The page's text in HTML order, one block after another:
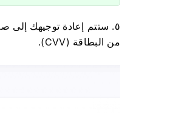
٥. ستتم إعادة توجيهك
من البطاقة (CVV).